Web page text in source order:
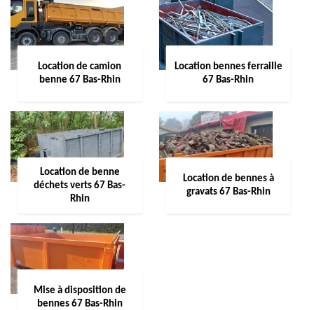
Location de camion
benne 67 Bas-Rhin
Location bennes ferraille
67 Bas-Rhin
Location de benne
déchets verts 67 Bas-
Rhin
Location de bennes à
gravats 67 Bas-Rhin
Mise à disposition de
bennes 67 Bas-Rhin